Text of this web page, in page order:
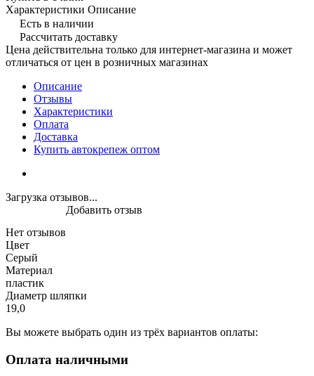
Характеристики Описание
Есть в наличии
Рассчитать доставку
Цена действительна только для интернет-магазина и может
отличаться от цен в розничных магазинах
Описание
Отзывы
Характеристики
Оплата
Доставка
Купить автокрепеж оптом
Загрузка отзывов...
Нет отзывов
Добавить отзыв
Цвет
Серый
Материал
пластик
Диаметр шляпки
19,0
Вы можете выбрать один из трёх вариантов оплаты:
Оплата наличными